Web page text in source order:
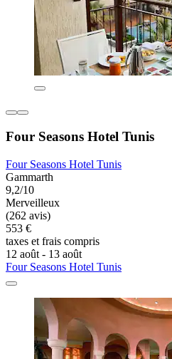
Four Seasons Hotel Tunis
Four Seasons Hotel Tunis
Gammarth
9,2/10
Merveilleux
(262 avis)
553 €
taxes et frais compris
12 août - 13 août
Four Seasons Hotel Tunis